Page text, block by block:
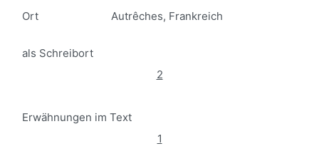
Ort Autrêches, Frankreich
als Schreibort
2
Erwähnungen im Text
1